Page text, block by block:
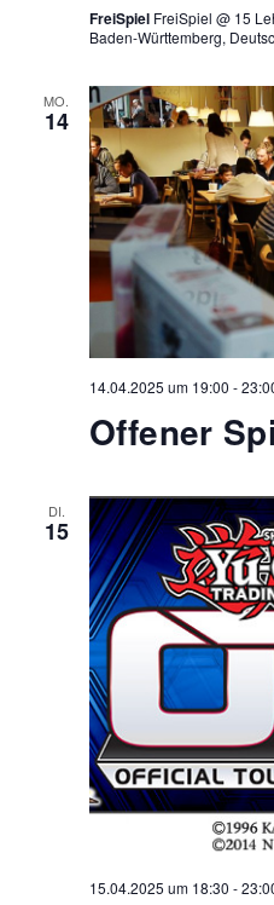
FreiSpiel FreiSpiel @ 15
Baden-Württemberg,
MO.
14
14.04.2025 um 19:00 -
Offener
DI.
15
15.04.2025 um 18:30 -